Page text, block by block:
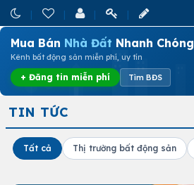
Mua Bán Nhà Đất Nhanh Chóng
Kênh bất động sản miễn phí, uy tín
+ Đăng tin miễn phí Tìm BĐS
TIN TỨC
Tất cả Thị trường bất động sản